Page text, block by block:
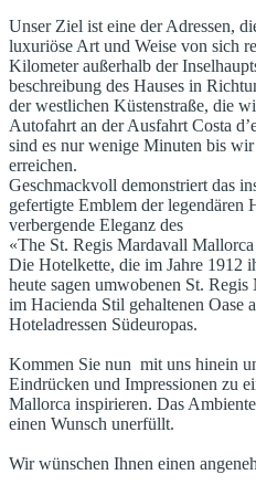
Unser Ziel ist eine der Adressen,
luxuriöse Art und Weise von sich
Kilometer außerhalb der
beschreibung des Hauses in
der westlichen Küstenstraße, die
Autofahrt an der Ausfahrt Costa
sind es nur wenige Minuten bis
erreichen.
Geschmackvoll demonstriert das
gefertigte Emblem der legendären
verbergende Eleganz des
«The St. Regis Mardavall Mallorca
Die Hotelkette, die im Jahre 1912
heute sagen umwobenen St.
im Hacienda Stil gehaltenen Oase
Hoteladressen Südeuropas.
Kommen Sie nun mit uns hinein
Eindrücken und Impressionen zu
Mallorca inspirieren. Das
einen Wunsch unerfüllt.
Wir wünschen Ihnen einen